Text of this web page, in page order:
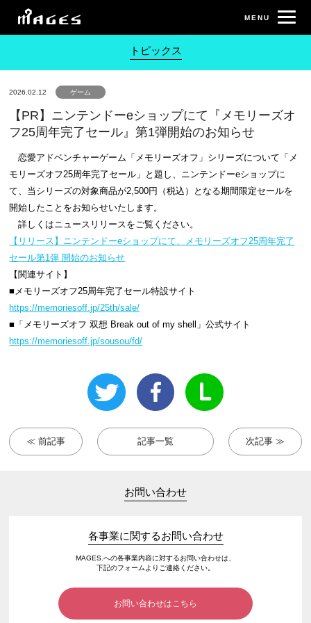
トピックス
2026.02.12 ゲーム
【PR】ニンテンドーeショップにて 『メモリーズオ
フ25周年完了セール』第1弾開始のお知らせ
恋愛アドベンチャーゲーム「メモリーズオフ」シリーズについて「メ
モリーズオフ25周年完了セール」と題し、ニンテンドーeショップに
て、当シリーズの対象商品が2,500円（税込）となる期間限定セールを
開始したことをお知らせいたします。
詳しくはニュースリリースをご覧ください。
【リリース】ニンテンドーeショップにて、メモリーズオフ25周年完了
セール第1弾 開始のお知らせ
【関連サイト】
■メモリーズオフ25周年完了セール特設サイト
https://memoriesoff.jp/25th/sale/
■「メモリーズオフ 双想 Break out of my shell」公式サイト
https://memoriesoff.jp/sousou/fd/
≪ 前記事 記事一覧 次記事 ≫
お問い合わせ
各事業に関するお問い合わせ
MAGES.への各事業内容に対するお問い合わせは、
下記のフォームよりご連絡ください。
お問い合わせはこちら